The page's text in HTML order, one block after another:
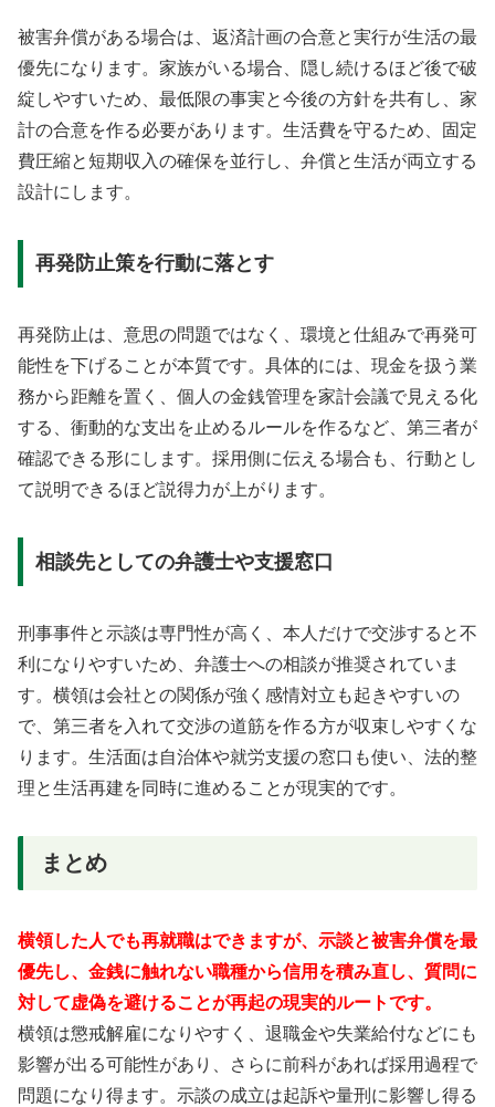
被害弁償がある場合は、返済計画の合意と実行が生活の最
優先になります。家族がいる場合、隠し続けるほど後で破
綻しやすいため、最低限の事実と今後の方針を共有し、家
計の合意を作る必要があります。生活費を守るため、固定
費圧縮と短期収入の確保を並行し、弁償と生活が両立する
設計にします。
再発防止策を行動に落とす
再発防止は、意思の問題ではなく、環境と仕組みで再発可
能性を下げることが本質です。具体的には、現金を扱う業
務から距離を置く、個人の金銭管理を家計会議で見える化
する、衝動的な支出を止めるルールを作るなど、第三者が
確認できる形にします。採用側に伝える場合も、行動とし
て説明できるほど説得力が上がります。
相談先としての弁護士や支援窓口
刑事事件と示談は専門性が高く、本人だけで交渉すると不
利になりやすいため、弁護士への相談が推奨されていま
す。横領は会社との関係が強く感情対立も起きやすいの
で、第三者を入れて交渉の道筋を作る方が収束しやすくな
ります。生活面は自治体や就労支援の窓口も使い、法的整
理と生活再建を同時に進めることが現実的です。
まとめ
横領した人でも再就職はできますが、示談と被害弁償を最
優先し、金銭に触れない職種から信用を積み直し、質問に
対して虚偽を避けることが再起の現実的ルートです。
横領は懲戒解雇になりやすく、退職金や失業給付などにも
影響が出る可能性があり、さらに前科があれば採用過程で
問題になり得ます。示談の成立は起訴や量刑に影響し得る